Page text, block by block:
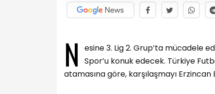
N
esine 3. Lig 2. Grup’ta mücadele
Spor’u konuk edecek. Türkiye
atamasına göre, karşılaşmayı